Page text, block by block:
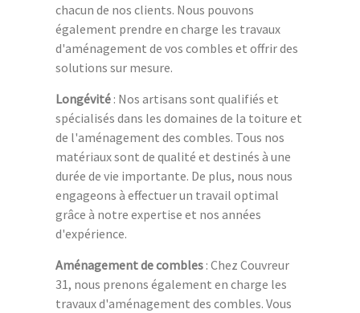
chacun de nos clients. Nous pouvons
également prendre en charge les travaux
d'aménagement de vos combles et offrir des
solutions sur mesure.
Longévité : Nos artisans sont qualifiés et
spécialisés dans les domaines de la toiture et
de l'aménagement des combles. Tous nos
matériaux sont de qualité et destinés à une
durée de vie importante. De plus, nous nous
engageons à effectuer un travail optimal
grâce à notre expertise et nos années
d'expérience.
Aménagement de combles : Chez Couvreur
31, nous prenons également en charge les
travaux d'aménagement des combles. Vous